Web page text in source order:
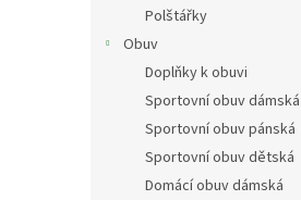
Polštářky
Obuv
Doplňky k obuvi
Sportovní obuv dámská
Sportovní obuv pánská
Sportovní obuv dětská
Domácí obuv dámská